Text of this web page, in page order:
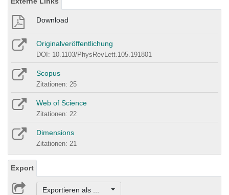
Download
Originalveröffentlichung
DOI: 10.1103/PhysRevLett.105.191801
Scopus
Zitationen: 25
Web of Science
Zitationen: 22
Dimensions
Zitationen: 21
Export
Exportieren als ...